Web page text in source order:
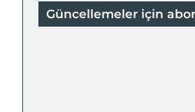
Güncellemeler için